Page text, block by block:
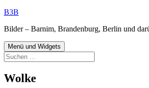
Zum
springen
B3B
Bilder – Barnim, Brandenburg, Berlin und
Menü und Widgets
Suchen
nach:
Wolke